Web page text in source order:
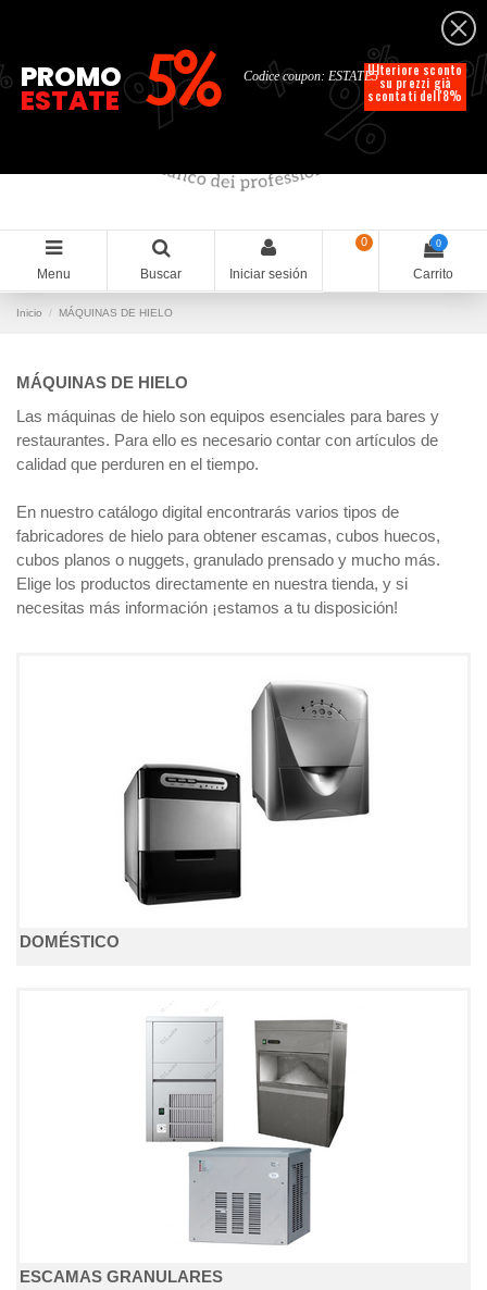
Español
Menu Buscar Iniciar sesión
0 0
Carrito
Inicio MÁQUINAS DE HIELO
MÁQUINAS DE HIELO
Las máquinas de hielo son equipos esenciales para bares y
restaurantes. Para ello es necesario contar con artículos de
calidad que perduren en el tiempo.
En nuestro catálogo digital encontrarás varios tipos de
fabricadores de hielo para obtener escamas, cubos huecos,
cubos planos o nuggets, granulado prensado y mucho más.
Elige los productos directamente en nuestra tienda, y si
necesitas más información ¡estamos a tu disposición!
DOMÉSTICO
ESCAMAS GRANULARES
%
% %
% Ulteriore sconto
su prezzi già
scontati dell'8%
Codice coupon: ESTATE5
PROMO
ESTATE 5%